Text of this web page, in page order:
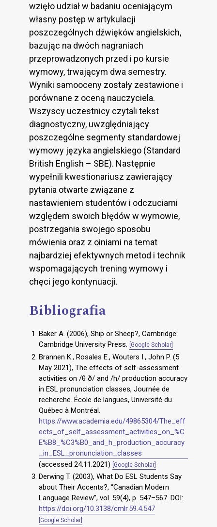
wzięło udział w badaniu oceniającym
własny postęp w artykulacji
poszczególnych dźwięków angielskich,
bazując na dwóch nagraniach
przeprowadzonych przed i po kursie
wymowy, trwającym dwa semestry.
Wyniki samooceny zostały zestawione i
porównane z oceną nauczyciela.
Wszyscy uczestnicy czytali tekst
diagnostyczny, uwzględniający
poszczególne segmenty standardowej
wymowy języka angielskiego (Standard
British English – SBE). Następnie
wypełnili kwestionariusz zawierający
pytania otwarte związane z
nastawieniem studentów i odczuciami
względem swoich błędów w wymowie,
postrzegania swojego sposobu
mówienia oraz z oiniami na temat
najbardziej efektywnych metod i technik
wspomagających trening wymowy i
chęci jego kontynuacji.
Bibliografia
Baker A. (2006), Ship or Sheep?, Cambridge:
Cambridge University Press.
[Google Scholar]
Brannen K., Rosales E., Wouters I., John P. (5
May 2021), The effects of self-assessment
activities on /θ ð/ and /h/ production accuracy
in ESL pronunciation classes, Journée de
recherche. École de langues, Université du
Québec à Montréal.
https://www.academia.edu/49865304/The_eff
ects_of_self_assessment_activities_on_%C
E%B8_%C3%B0_and_h_production_accuracy
_in_ESL_pronunciation_classes
(accessed 24.11.2021)
[Google Scholar]
Derwing T. (2003), What Do ESL Students Say
about Their Accents?, “Canadian Modern
Language Review”, vol. 59(4), p. 547–567. DOI:
https://doi.org/10.3138/cmlr.59.4.547
[Google Scholar]